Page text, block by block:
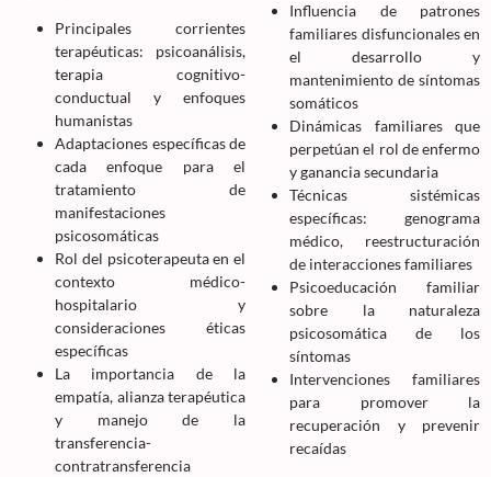
Principales corrientes
terapéuticas: psicoanálisis,
terapia cognitivo-
conductual y enfoques
humanistas
Adaptaciones específicas de
cada enfoque para el
tratamiento de
manifestaciones
psicosomáticas
Rol del psicoterapeuta en el
contexto médico-
hospitalario y
consideraciones éticas
específicas
La importancia de la
empatía, alianza terapéutica
y manejo de la
transferencia-
contratransferencia
Influencia de patrones
familiares disfuncionales en
el desarrollo y
mantenimiento de síntomas
somáticos
Dinámicas familiares que
perpetúan el rol de enfermo
y ganancia secundaria
Técnicas sistémicas
específicas: genograma
médico, reestructuración
de interacciones familiares
Psicoeducación familiar
sobre la naturaleza
psicosomática de los
síntomas
Intervenciones familiares
para promover la
recuperación y prevenir
recaídas